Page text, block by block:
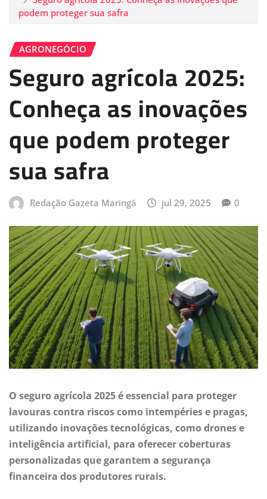
podem proteger sua safra
AGRONEGÓCIO
Seguro agrícola 2025:
Conheça as inovações
que podem proteger
sua safra
Redação Gazeta Maringá jul 29, 2025 0
O seguro agrícola 2025 é essencial para proteger
lavouras contra riscos como intempéries e pragas,
utilizando inovações tecnológicas, como drones e
inteligência artificial, para oferecer coberturas
personalizadas que garantem a segurança
financeira dos produtores rurais.